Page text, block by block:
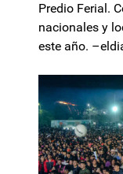
Predio Ferial.
nacionales y
este año.